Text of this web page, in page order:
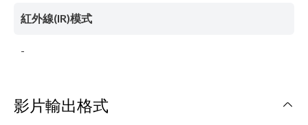
紅外線(IR)模式
-
影片輸出格式